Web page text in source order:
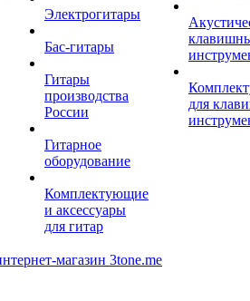
Электрогитары
Бас-гитары
Гитары
производства
России
Гитарное
оборудование
Комплектующие
и аксессуары
для гитар
для